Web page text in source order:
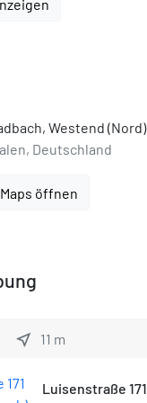
Westend (Nord)
Deutschland
öffnen
near_me 11 m
Luisenstraße 171